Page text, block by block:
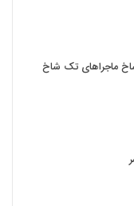
ماجراهای تک شاخ